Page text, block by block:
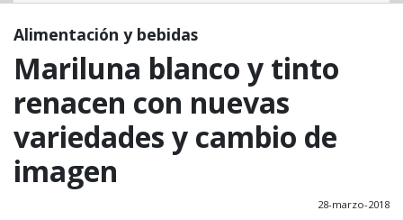
Alimentación y bebidas
Mariluna blanco y tinto
renacen con nuevas
variedades y cambio de
imagen
28-marzo-2018